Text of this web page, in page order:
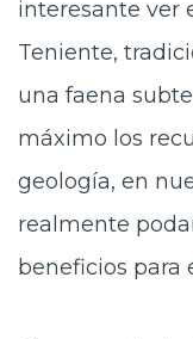
interesante ver
Teniente,
una faena
máximo los
geología, en
realmente
beneficios para